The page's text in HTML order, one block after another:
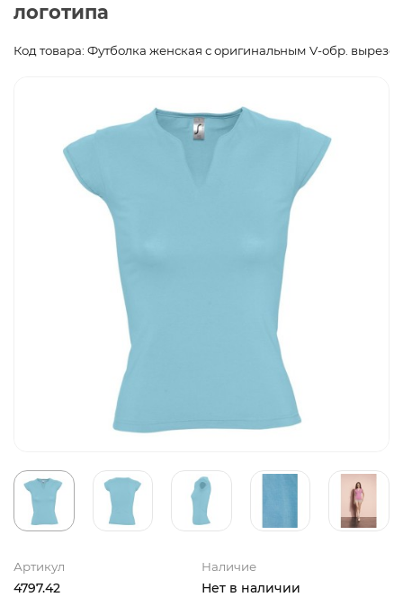
логотипа
Код товара: Футболка женская с оригинальным V-обр.
Артикул
4797.42
Наличие
Нет в наличии